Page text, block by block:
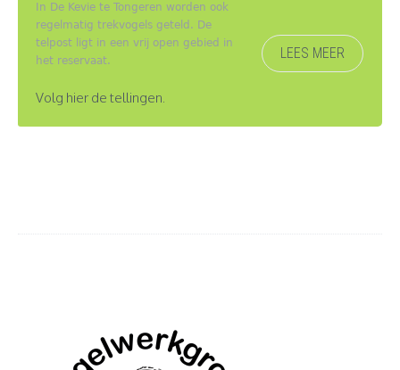
In De Kevie te Tongeren worden ook
regelmatig trekvogels geteld. De
telpost ligt in een vrij open gebied in
het reservaat.
Volg hier de tellingen.
LEES MEER